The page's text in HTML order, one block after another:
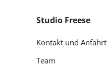
Navigation
Studio Freese
Kontakt und Anfahrt
Team